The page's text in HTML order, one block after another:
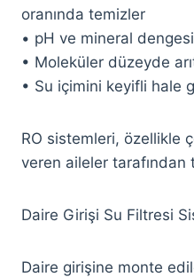
oranında temizler
• pH ve mineral
• Moleküler düzeyde
• Su içimini keyifli hale
RO sistemleri, özellikle
veren aileler tarafından
Daire Girişi Su Filtresi
Daire girişine monte